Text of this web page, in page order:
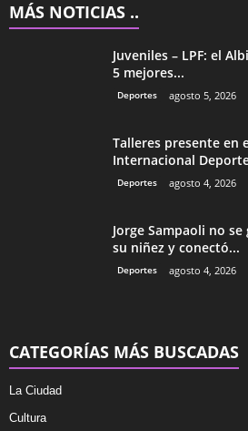
MÁS NOTICIAS ..
Juveniles – LPF: el
5 mejores...
Deportes agosto 5, 2026
Talleres presente en
Internacional
Deportes agosto 4, 2026
Jorge Sampaoli no
su niñez y conectó...
Deportes agosto 4, 2026
CATEGORÍAS MÁS BUSCADAS
La Ciudad
Cultura